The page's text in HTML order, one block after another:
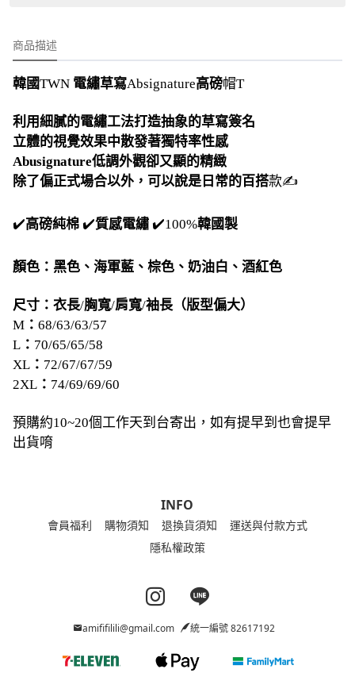
商品描述
韓國TWN 電繡草寫Absignature高磅帽T
利用細膩的電繡工法打造抽象的草寫簽名
立體的視覺效果中散發著獨特率性感
Abusignature低調外觀卻又顯的精緻
除了偏正式場合以外，可以說是日常的百搭款✍️
✔️高磅純棉 ✔️質感電繡 ✔️100%韓國製
顏色：黑色、海軍藍、棕色、奶油白、酒紅色
尺寸：衣長/胸寬/肩寬/袖長（版型偏大）
M ： 68/63/63/57
L ： 70/65/65/58
XL ： 72/67/67/59
2XL ： 74/69/69/60
預購約10~20個工作天到台寄出，如有提早到也會提早
出貨唷
INFO
會員福利 購物須知 退換貨須知
運送與付款方式
隱私權政策
Instagram page
Line page
amififilili@gmail.com 統一編號 82617192